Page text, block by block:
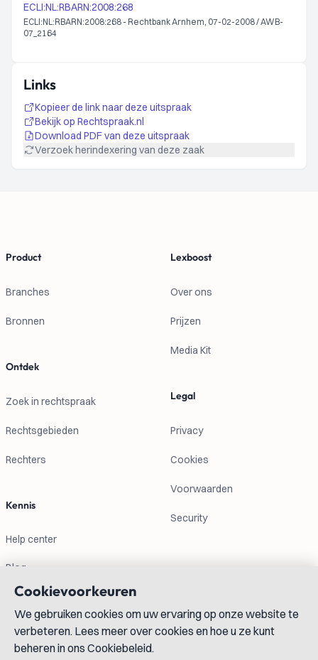
ECLI:NL:RBARN:2008:268
ECLI:NL:RBARN:2008:268 - Rechtbank Arnhem, 07-02-2008 / AWB-
07_2164
Links
Kopieer de link naar deze uitspraak
Bekijk op Rechtspraak.nl
Download PDF van deze uitspraak
Verzoek herindexering van deze zaak
Product
Branches
Bronnen
Ontdek
Zoek in rechtspraak
Rechtsgebieden
Rechters
Kennis
Help center
Blog
Lexboost
Over ons
Prijzen
Media Kit
Legal
Privacy
Cookies
Voorwaarden
Security
Contactgegevens
info@lexboost.com
Cookievoorkeuren
We gebruiken cookies om uw ervaring op onze website te
verbeteren. Lees meer over cookies en hoe u ze kunt
beheren in ons Cookiebeleid.